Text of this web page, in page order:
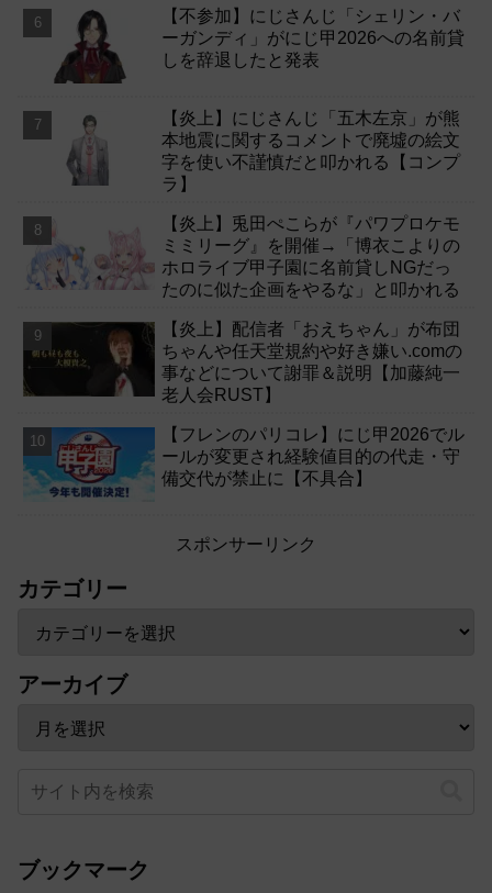
【不参加】にじさんじ「シェリン・バ
ーガンディ」がにじ甲2026への名前貸
しを辞退したと発表
【炎上】にじさんじ「五木左京」が熊
本地震に関するコメントで廃墟の絵文
字を使い不謹慎だと叩かれる【コンプ
ラ】
【炎上】兎田ぺこらが『パワプロケモ
ミミリーグ』を開催→「博衣こよりの
ホロライブ甲子園に名前貸しNGだっ
たのに似た企画をやるな」と叩かれる
【炎上】配信者「おえちゃん」が布団
ちゃんや任天堂規約や好き嫌い.comの
事などについて謝罪＆説明【加藤純一
老人会RUST】
【フレンのパリコレ】にじ甲2026でル
ールが変更され経験値目的の代走・守
備交代が禁止に【不具合】
スポンサーリンク
カテゴリー